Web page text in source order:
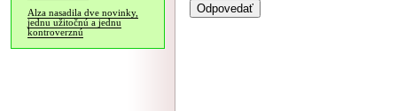
Alza nasadila dve novinky,
jednu užitočnú a jednu
kontroverznú